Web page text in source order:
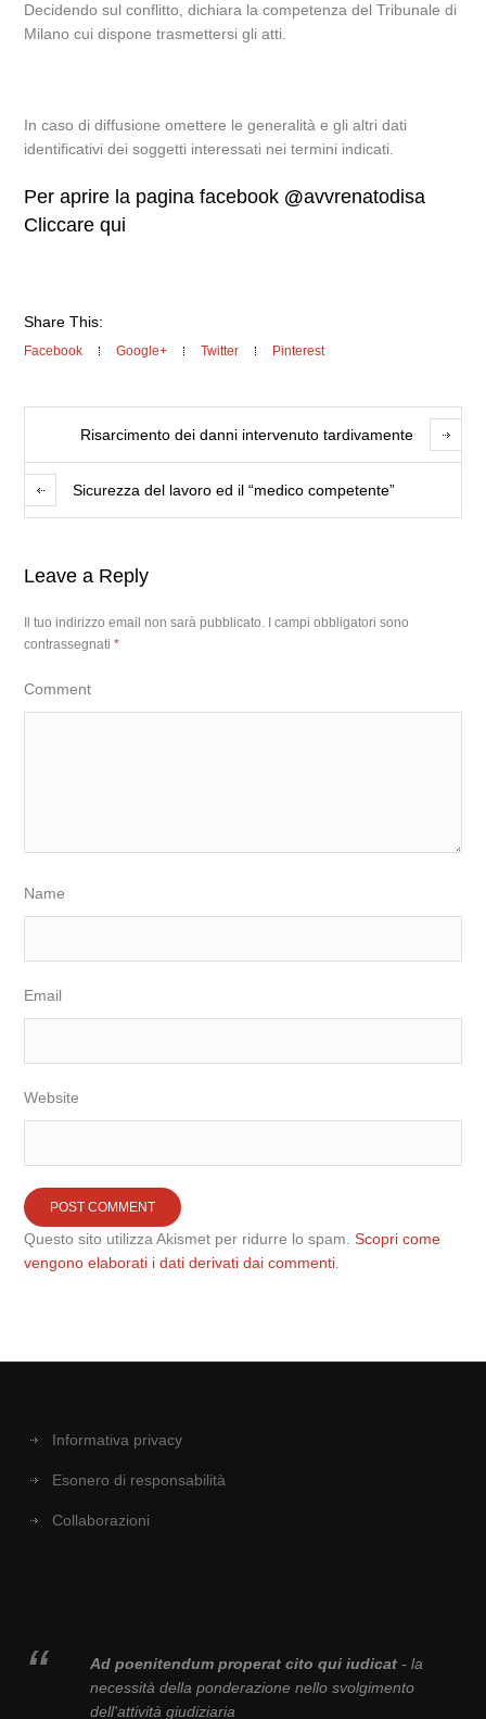
Decidendo sul conflitto, dichiara la competenza del Tribunale di
Milano cui dispone trasmettersi gli atti.
In caso di diffusione omettere le generalità e gli altri dati
identificativi dei soggetti interessati nei termini indicati.
Per aprire la pagina facebook @avvrenatodisa
Cliccare qui
Share This:
Facebook Google+ Twitter Pinterest
Risarcimento dei danni intervenuto tardivamente
Sicurezza del lavoro ed il “medico competente”
Leave a Reply
Il tuo indirizzo email non sarà pubblicato.
I campi obbligatori sono
contrassegnati*
Comment
Name
Email
Website
Questo sito utilizza Akismet per ridurre lo spam.Scopri come
vengono elaborati i dati derivati dai commenti
Informativa privacy
Esonero di responsabilità
Collaborazioni
Ad poenitendum properat cito qui iudicat- la
necessità della ponderazione nello svolgimento
dell'attività giudiziaria